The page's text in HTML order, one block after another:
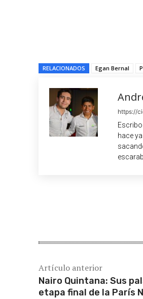
RELACIONADOS Egan Bernal
https://
hace
Artículo anterior
Nairo Quintana: Sus
etapa final de la París